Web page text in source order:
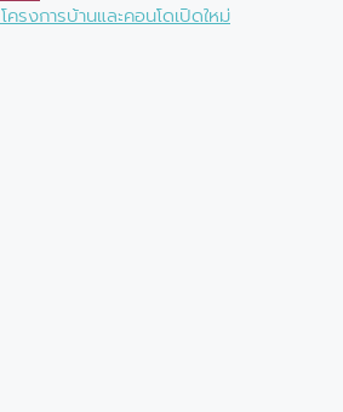
โครงการบ้านและคอนโดเปิดใหม่